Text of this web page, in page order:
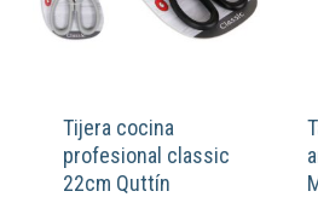
Tijera cocina
profesional classic
22cm Quttín